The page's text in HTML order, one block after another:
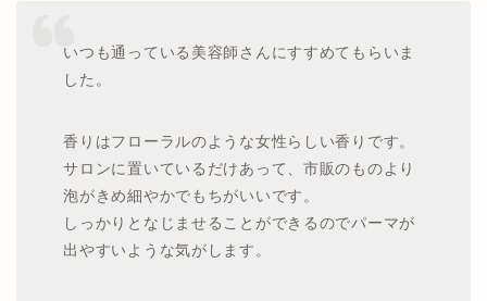
いつも通っている美容師さんにすすめてもらいま
した。
香りはフローラルのような女性らしい香りです。
サロンに置いているだけあって、市販のものより
泡がきめ細やかでもちがいいです。
しっかりとなじませることができるのでパーマが
出やすいような気がします。